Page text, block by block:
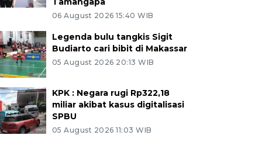
06 August 2026 15:40 WIB
Legenda bulu tangkis Sigit
Budiarto cari bibit di Makassar
05 August 2026 20:13 WIB
KPK : Negara rugi Rp322,18
miliar akibat kasus digitalisasi
SPBU
05 August 2026 11:03 WIB